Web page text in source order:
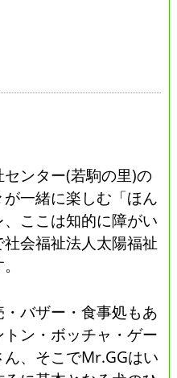
ンター(若駒の里)の
一緒に楽しむ「ほん
ここは知的に障がい
会福祉法人太陽福祉
バザー・食事処もあ
ン・ボッチャ・ゲー
、そこでMr.GGはい